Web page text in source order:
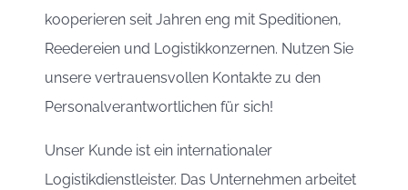
kooperieren seit Jahren eng mit Speditionen,
Reedereien und Logistikkonzernen. Nutzen Sie
unsere vertrauensvollen Kontakte zu den
Personalverantwortlichen für sich!
Unser Kunde ist ein internationaler
Logistikdienstleister. Das Unternehmen arbeitet